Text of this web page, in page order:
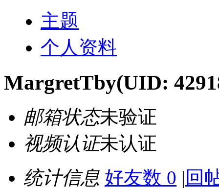
主题
个人资料
MargretTby(UID:
邮箱状态未验证
视频认证未认证
统计信息 好友数 0 | 回